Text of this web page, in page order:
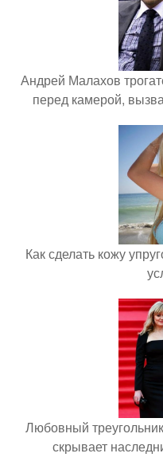
Андрей Малахов
перед камерой,
Как сделать кожу
Любовный
скрывает